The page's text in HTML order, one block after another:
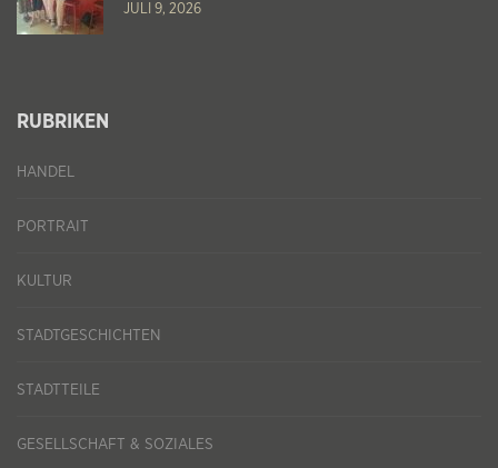
JULI 9, 2026
RUBRIKEN
HANDEL
PORTRAIT
KULTUR
STADTGESCHICHTEN
STADTTEILE
GESELLSCHAFT & SOZIALES